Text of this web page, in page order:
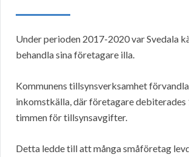
Under perioden 2017-2020 var Svedala
behandla sina företagare illa.
Kommunens tillsynsverksamhet
inkomstkälla, där företagare debiterades
timmen för tillsynsavgifter.
Detta ledde till att många småföretag